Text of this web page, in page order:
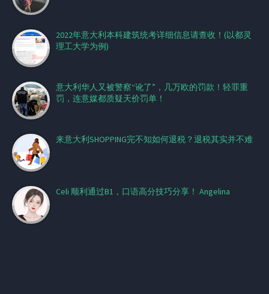
2022年意大利本科建筑统考详细信息请查收！(以都灵
理工大学为例)
意大利华人又被警察“讹了”，几万欧的罚款！轻罪重
罚，连意媒都质疑天价罚单！
来意大利SHOPPING完不知如何退税？退税其实并不难
Celi 顺利通过B1，口语高分技巧分享！ Angelina